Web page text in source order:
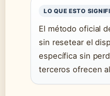
LO QUE ESTO
El método oficial
sin resetear el
específica sin
terceros ofrecen